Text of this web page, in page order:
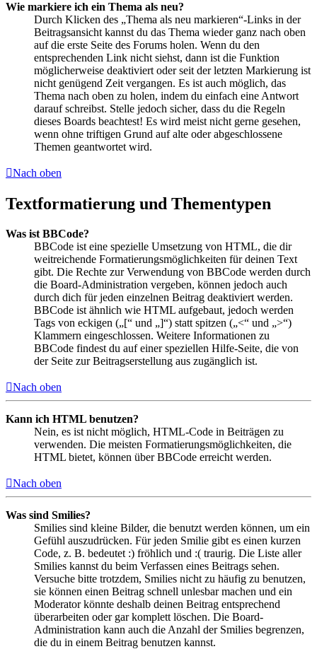
Wie markiere ich ein Thema als neu?
Durch Klicken des „Thema als neu markieren“-Links in der
Beitragsansicht kannst du das Thema wieder ganz nach oben
auf die erste Seite des Forums holen. Wenn du den
entsprechenden Link nicht siehst, dann ist die Funktion
möglicherweise deaktiviert oder seit der letzten Markierung ist
nicht genügend Zeit vergangen. Es ist auch möglich, das
Thema nach oben zu holen, indem du einfach eine Antwort
darauf schreibst. Stelle jedoch sicher, dass du die Regeln
dieses Boards beachtest! Es wird meist nicht gerne gesehen,
wenn ohne triftigen Grund auf alte oder abgeschlossene
Themen geantwortet wird.
Nach oben
Textformatierung und Thementypen
Was ist BBCode?
BBCode ist eine spezielle Umsetzung von HTML, die dir
weitreichende Formatierungsmöglichkeiten für deinen Text
gibt. Die Rechte zur Verwendung von BBCode werden durch
die Board-Administration vergeben, können jedoch auch
durch dich für jeden einzelnen Beitrag deaktiviert werden.
BBCode ist ähnlich wie HTML aufgebaut, jedoch werden
Tags von eckigen („[“ und „]“) statt spitzen („<“ und „>“)
Klammern eingeschlossen. Weitere Informationen zu
BBCode findest du auf einer speziellen Hilfe-Seite, die von
der Seite zur Beitragserstellung aus zugänglich ist.
Nach oben
Kann ich HTML benutzen?
Nein, es ist nicht möglich, HTML-Code in Beiträgen zu
verwenden. Die meisten Formatierungsmöglichkeiten, die
HTML bietet, können über BBCode erreicht werden.
Nach oben
Was sind Smilies?
Smilies sind kleine Bilder, die benutzt werden können, um ein
Gefühl auszudrücken. Für jeden Smilie gibt es einen kurzen
Code, z. B. bedeutet :) fröhlich und :( traurig. Die Liste aller
Smilies kannst du beim Verfassen eines Beitrags sehen.
Versuche bitte trotzdem, Smilies nicht zu häufig zu benutzen,
sie können einen Beitrag schnell unlesbar machen und ein
Moderator könnte deshalb deinen Beitrag entsprechend
überarbeiten oder gar komplett löschen. Die Board-
Administration kann auch die Anzahl der Smilies begrenzen,
die du in einem Beitrag benutzen kannst.